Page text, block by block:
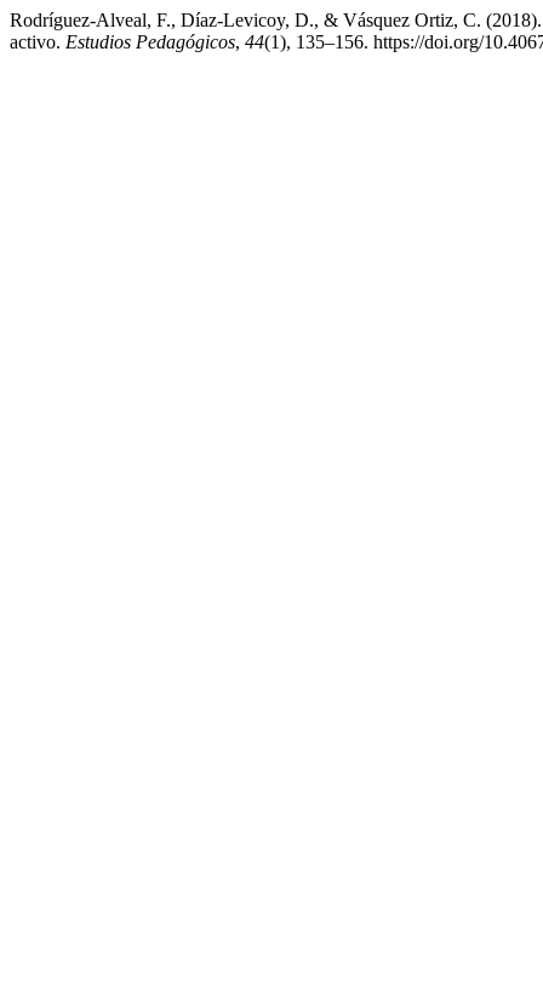
Rodríguez-Alveal, F., Díaz-Levicoy, D., & Vásquez Ortiz, C.
activo. Estudios Pedagógicos, 44(1), 135–156. https://doi.org/